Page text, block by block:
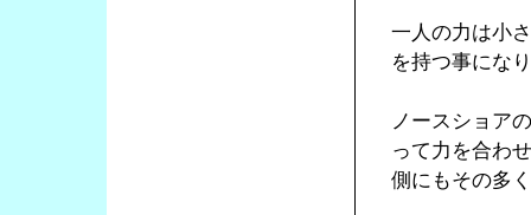
一人の力は小
を持つ事にな
ノースショア
って力を合わ
側にもその多